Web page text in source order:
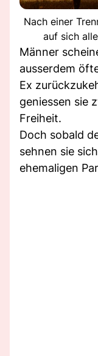
Nach einer
auf sich
Männer
ausserdem
Ex
geniessen sie
Freiheit.
Doch sobald
sehnen sie
ehemaligen